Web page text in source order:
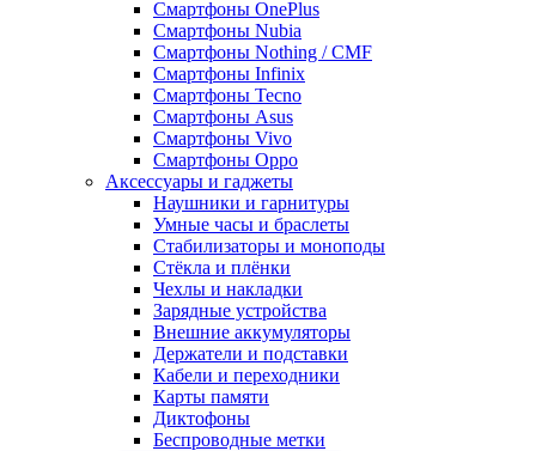
Смартфоны OnePlus
Смартфоны Nubia
Смартфоны Nothing / CMF
Смартфоны Infinix
Смартфоны Tecno
Смартфоны Asus
Смартфоны Vivo
Смартфоны Oppo
Аксессуары и гаджеты
Наушники и гарнитуры
Умные часы и браслеты
Стабилизаторы и моноподы
Стёкла и плёнки
Чехлы и накладки
Зарядные устройства
Внешние аккумуляторы
Держатели и подставки
Кабели и переходники
Карты памяти
Диктофоны
Беспроводные метки